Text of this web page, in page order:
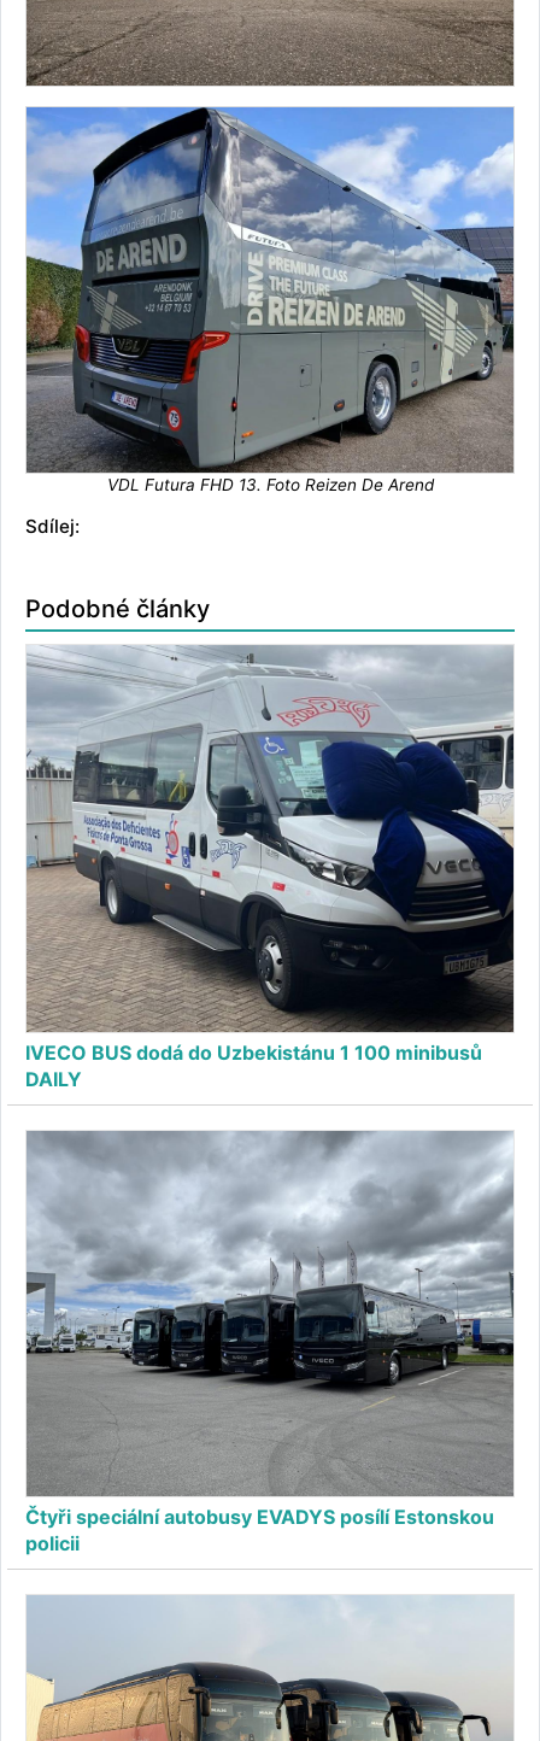
VDL Futura FHD 13. Foto Reizen De Arend
Sdílej:
Podobné články
IVECO BUS dodá do Uzbekistánu 1 100 minibusů
DAILY
Čtyři speciální autobusy EVADYS posílí Estonskou
policii